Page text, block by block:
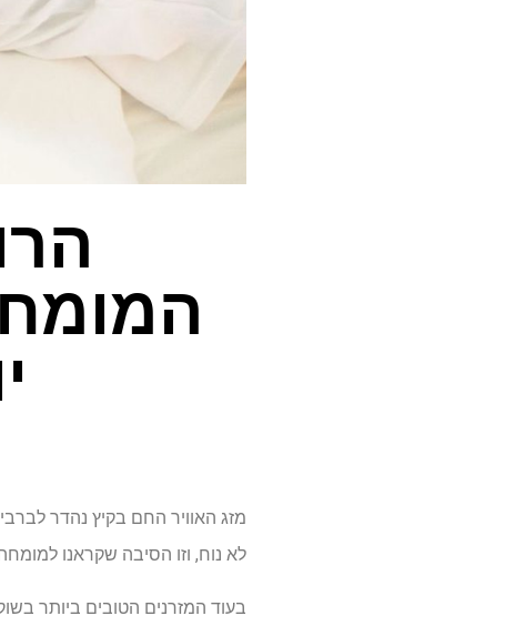
מזג האוויר החם בקיץ נהדר
לא נוח, וזו הסיבה שקראנו
בעוד המזרנים הטובים ביותר